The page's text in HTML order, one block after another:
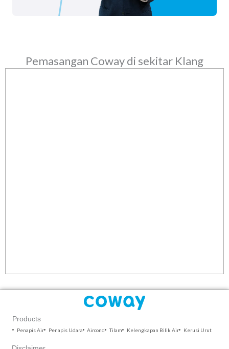
Pemasangan Coway di sekitar Klang
Products
Penapis Air Penapis Udara Aircond Tilam Kelengkapan Bilik Air Kerusi Urut